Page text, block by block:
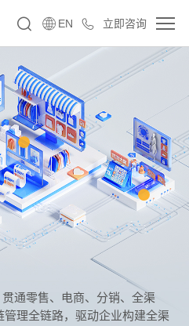
立即咨询
EN
通零售、电商、分销、全渠
理全链路，驱动企业构建全渠